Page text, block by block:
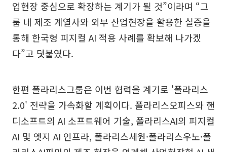
업현장 중심으로 확장하는 계기가 될 것”이라며 “그
룹 내 제조 계열사와 외부 산업현장을 활용한 실증을
통해 한국형 피지컬 AI 적용 사례를 확보해 나가겠
다”고 덧붙였다.
한편 폴라리스그룹은 이번 협력을 계기로 '폴라리스
2.0' 전략을 가속화할 계획이다. 폴라리스오피스와 핸
디소프트의 AI 소프트웨어 기술, 폴라리스AI의 피지컬
AI 및 엣지 AI 인프라, 폴라리스세원·폴라리스우노·폴